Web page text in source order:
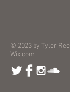
© 2023 by Tyler
Wix.com